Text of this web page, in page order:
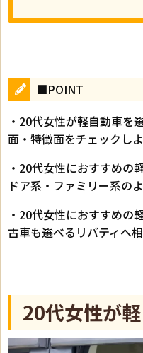
■POINT
・20代女性が軽自動車を
面・特徴面をチェックしよ
・20代女性におすすめの
ドア系・ファミリー系の
・20代女性におすすめの
古車も選べるリバティへ相
20代女性が